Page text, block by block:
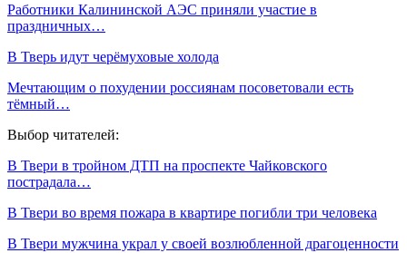
Работники Калининской АЭС приняли участие в
праздничных…
В Тверь идут черёмуховые холода
Мечтающим о похудении россиянам посоветовали есть
тёмный…
Выбор читателей:
В Твери в тройном ДТП на проспекте Чайковского
пострадала…
В Твери во время пожара в квартире погибли три человека
В Твери мужчина украл у своей возлюбленной драгоценности